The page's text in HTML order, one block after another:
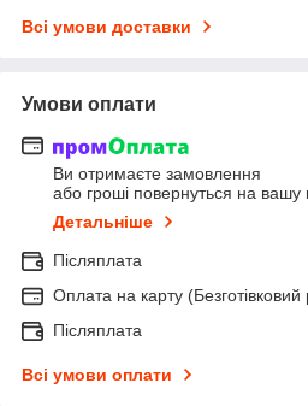
Всі умови доставки
Умови оплати
Ви отримаєте замовлення
або гроші повернуться на вашу
Детальніше
Післяплата
Оплата на карту (Безготівковий
Післяплата
Всі умови оплати